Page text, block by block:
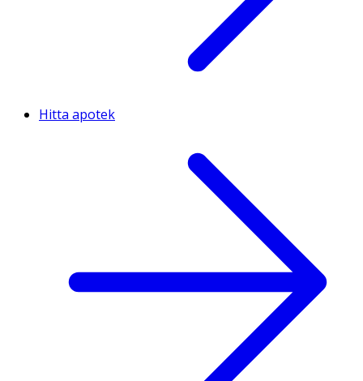
Hitta apotek